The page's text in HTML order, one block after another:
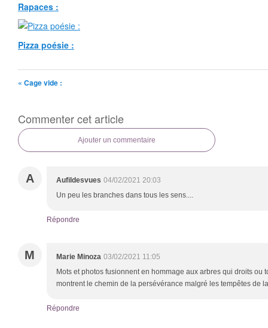
Rapaces :
Pizza poésie :
« Cage vide :
Commenter cet article
Ajouter un commentaire
A Aufildesvues 04/02/2021 20:03
Un peu les branches dans tous les sens....
Répondre
M Marie Minoza 03/02/2021 11:05
Mots et photos fusionnent en hommage aux arbres qui droits ou
montrent le chemin de la persévérance malgré les tempêtes de
Répondre